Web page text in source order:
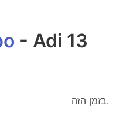
- Adi 13
בזמן הזה.